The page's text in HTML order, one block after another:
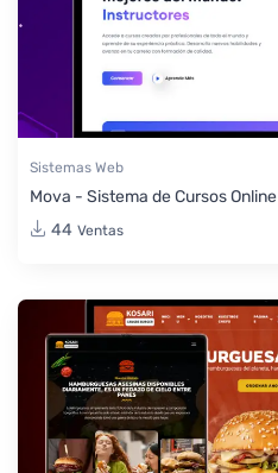
Sistemas Web
Mova - Sistema de Cursos Online
44 Ventas